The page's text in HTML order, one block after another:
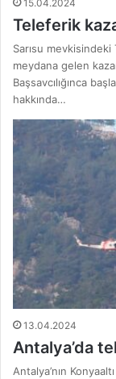
15.04.2024
Teleferik
Sarısu
meydana gelen
Başsavcılığınca
hakkında…
13.04.2024
Antalya’da
Antalya’nın